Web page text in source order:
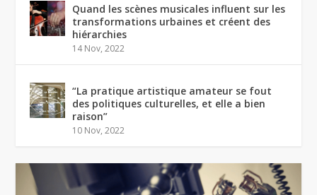
Quand les scènes musicales influent sur les
transformations urbaines et créent des
hiérarchies
14 Nov, 2022
“La pratique artistique amateur se fout
des politiques culturelles, et elle a bien
raison”
10 Nov, 2022